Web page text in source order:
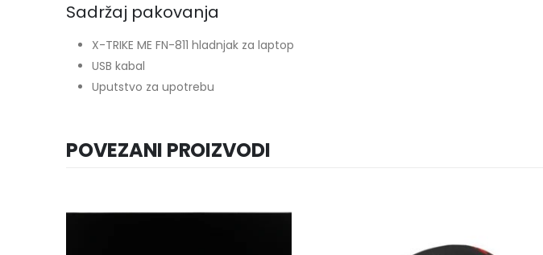
Sadržaj pakovanja
X-TRIKE ME FN-811 hladnjak za laptop
USB kabal
Uputstvo za upotrebu
POVEZANI PROIZVODI